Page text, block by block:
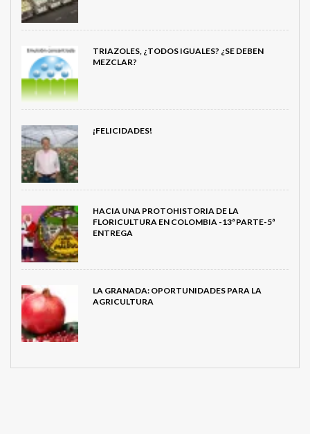
TRIAZOLES, ¿TODOS IGUALES? ¿SE DEBEN
MEZCLAR?
¡FELICIDADES!
HACIA UNA PROTOHISTORIA DE LA
FLORICULTURA EN COLOMBIA -13ª PARTE-5ª
ENTREGA
LA GRANADA: OPORTUNIDADES PARA LA
AGRICULTURA